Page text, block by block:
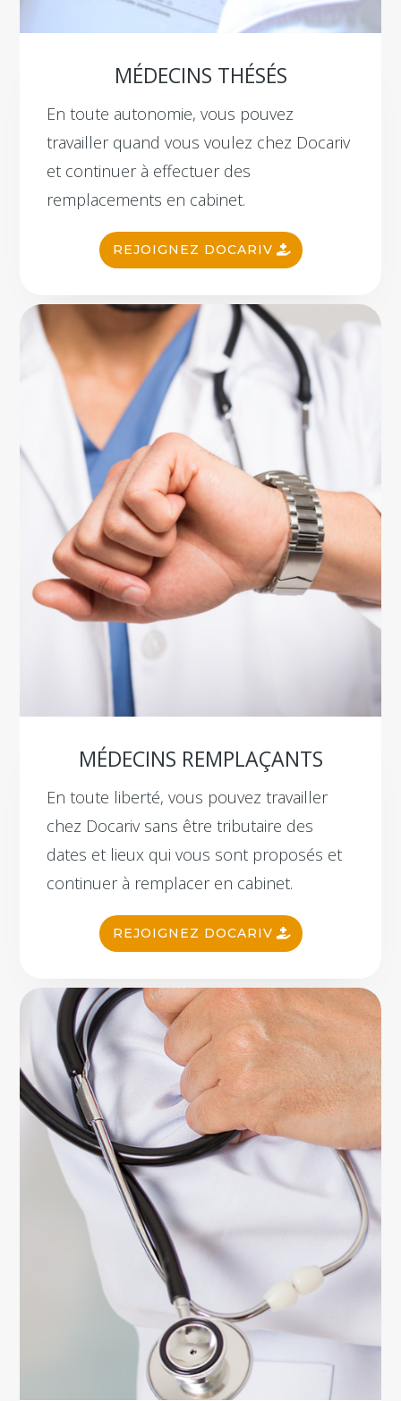
MÉDECINS THÉSÉS
En toute autonomie, vous pouvez
travailler quand vous voulez chez Docariv
et continuer à effectuer des
remplacements en cabinet.
REJOIGNEZ DOCARIV
MÉDECINS REMPLAÇANTS
En toute liberté, vous pouvez travailler
chez Docariv sans être tributaire des
dates et lieux qui vous sont proposés et
continuer à remplacer en cabinet.
REJOIGNEZ DOCARIV